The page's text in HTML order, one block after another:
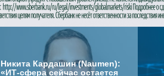
Никита Кардашин (Naumen):
«ИТ-сфера сейчас остается